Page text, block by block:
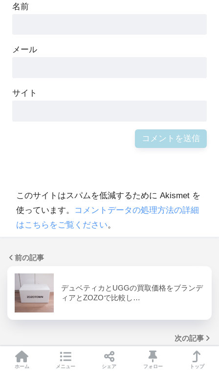
名前
メール
サイト
このサイトはスパムを低減するために Akismet を
使っています。 コメントデータの処理方法の詳細
はこちらをご覧ください。
前の記事
デュベティカとUGGの買取価格をブランデ
ィアとZOZOで比較し…
次の記事
その後の洗面所と洗濯バサミの収納。IKEA
ホーム メニュー シェア フォロー トップ